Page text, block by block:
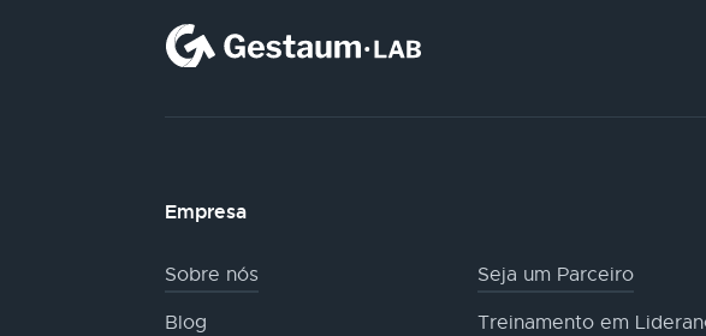
Empresa
Sobre nós
Seja um Parceiro
Blog
Treinamento em